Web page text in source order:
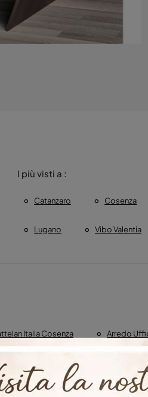
I più visti a :
Catanzaro Cosenza
Lugano Vibo Valentia
Italia Cosenza Arredo
Cattelan Italia Vibo Valentia
Direzionali A Crotone